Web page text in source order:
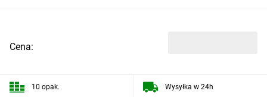
Cena:
10 opak. Wysyłka w 24h